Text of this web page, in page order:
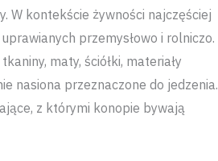
W kontekście żywności najczęściej
przemysłowo i rolniczo.
maty, ściółki, materiały
nasiona przeznaczone do jedzenia.
z którymi konopie bywają